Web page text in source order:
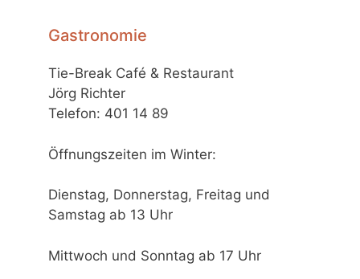
Gastronomie
Tie-Break Café & Restaurant
Jörg Richter
Telefon: 401 14 89
Öffnungszeiten im Winter:
Dienstag, Donnerstag, Freitag und
Samstag ab 13 Uhr
Mittwoch und Sonntag ab 17 Uhr